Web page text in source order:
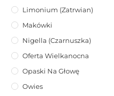
Limonium (zatrwian)
Makówki
Nigella (Czarnuszka)
Oferta Wielkanocna
Opaski Na Głowę
Owies